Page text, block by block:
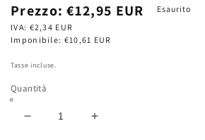
Prezzo
di
listino
Prezzo: €12,95 EUR
IVA: €2,34 EUR
Imponibile: €10,61 EUR
Esaurito
Tasse incluse.
Quantità
Diminuisci
Aumenta